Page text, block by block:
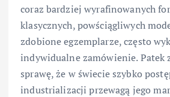
coraz bardziej wyrafinowanych
klasycznych, powściągliwych
zdobione egzemplarze, często
indywidualne zamówienie. Patek
sprawę, że w świecie szybko
industrializacji przewagą jego